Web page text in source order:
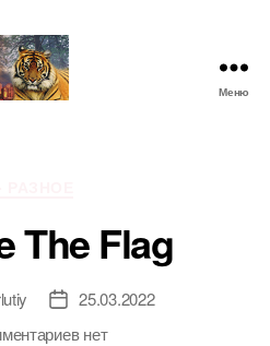
Меню
The Flag
Дата25.03.2022
к
нет